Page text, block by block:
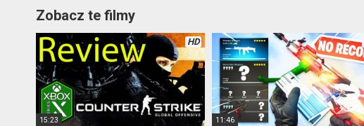
Zobacz te filmy
HD
15:23 11:46